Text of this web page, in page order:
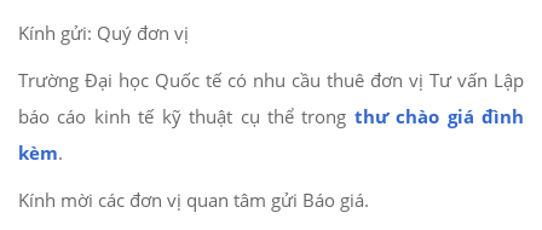
Kính gửi: Quý đơn vị
Trường Đại học Quốc tế có nhu cầu thuê đơn vị Tư vấn Lập
báo cáo kinh tế kỹ thuật cụ thể trong thư chào giá đình
kèm.
Kính mời các đơn vị quan tâm gửi Báo giá.